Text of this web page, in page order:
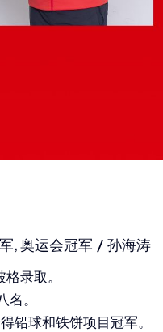
奥运会冠军 孙海涛
录取。
。
得铅球和铁饼项目冠军。